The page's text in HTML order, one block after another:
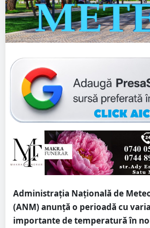
Administrația Națională de
(ANM) anunță o perioadă cu
importante de temperatură în